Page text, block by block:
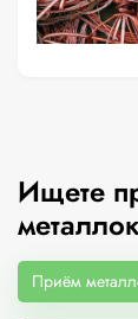
Ищете
Приём